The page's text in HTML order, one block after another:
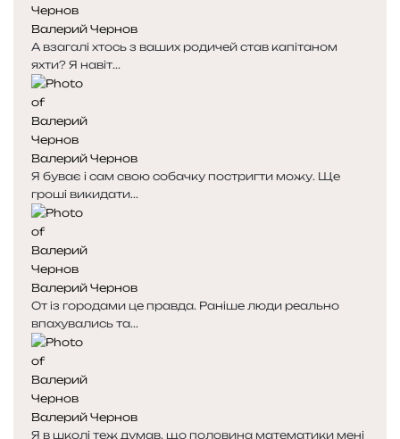
я
с
т
о
р
і
н
к
а
а
с
т
о
р
і
н
к
а
Валерий Чернов
А взагалі хтось з ваших родичей став капітаном
яхти? Я навіт...
Валерий Чернов
Я буває і сам свою собачку постригти можу. Ще
гроші викидати...
Валерий Чернов
От із городами це правда. Раніше люди реально
впахувались та...
Валерий Чернов
Я в школі теж думав, що половина математики мені